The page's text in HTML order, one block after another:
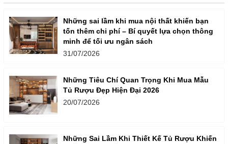
Những sai lầm khi mua nội thất khiến bạn
tốn thêm chi phí – Bí quyết lựa chọn thông
minh để tối ưu ngân sách
31/07/2026
Những Tiêu Chí Quan Trọng Khi Mua Mẫu
Tủ Rượu Đẹp Hiện Đại 2026
20/07/2026
Những Sai Lầm Khi Thiết Kế Tủ Rượu Khiến